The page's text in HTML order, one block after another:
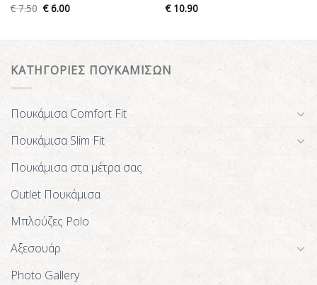
€7.50 €6.00
€10.90
ΚΑΤΗΓΟΡΙΕΣ ΠΟΥΚΑΜΙΣΩΝ
Πουκάμισα Comfort Fit
Πουκάμισα Slim Fit
Πουκάμισα στα μέτρα σας
Outlet Πουκάμισα
Μπλούζες Polo
Αξεσουάρ
Photo Gallery